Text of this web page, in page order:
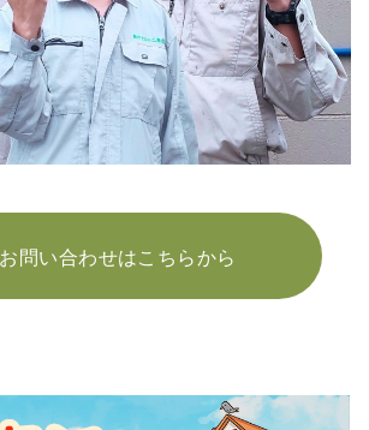
お問い合わせはこちらから